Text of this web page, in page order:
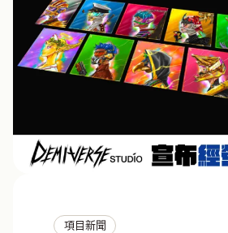
項目新聞